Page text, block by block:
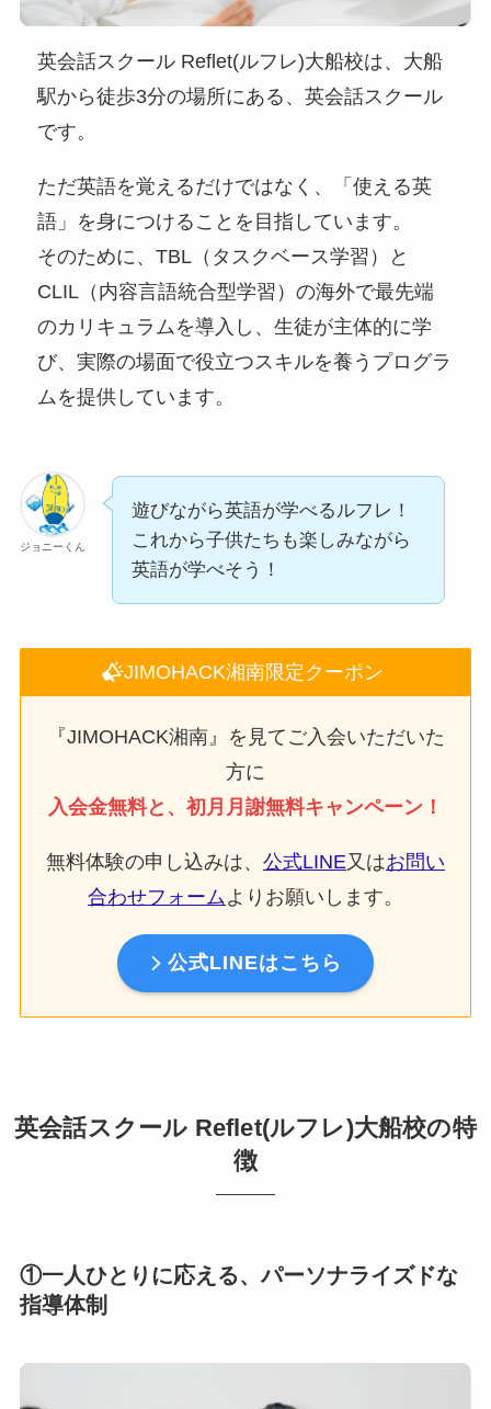
英会話スクール Reflet(ルフレ)大船校は、大船
駅から徒歩3分の場所にある、英会話スクール
です。
ただ英語を覚えるだけではなく、「使える英
語」を身につけることを目指しています。
そのために、TBL（タスクベース学習）と
CLIL（内容言語統合型学習）の海外で最先端
のカリキュラムを導入し、生徒が主体的に学
び、実際の場面で役立つスキルを養うプログラ
ムを提供しています。
ジョニーくん
遊びながら英語が学べるルフレ！
これから子供たちも楽しみながら
英語が学べそう！
JIMOHACK湘南限定クーポン
『JIMOHACK湘南』を見てご入会いただいた
方に
入会金無料と、初月月謝無料キャンペーン！
無料体験の申し込みは、 公式LINE又はお問い
合わせフォームよりお願いします。
公式LINEはこちら
英会話スクール Reflet(ルフレ)大船校の特
徴
①一人ひとりに応える、パーソナライズドな
指導体制